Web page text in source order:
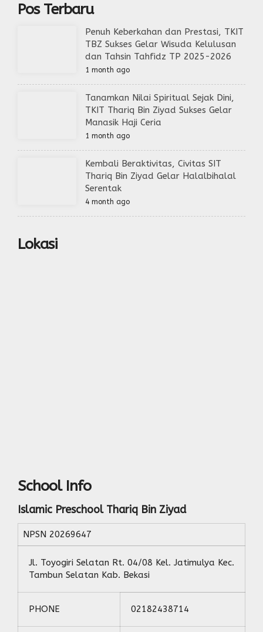
Pos Terbaru
Penuh Keberkahan dan Prestasi, TKIT
TBZ Sukses Gelar Wisuda Kelulusan
dan Tahsin Tahfidz TP 2025-2026
1 month ago
Tanamkan Nilai Spiritual Sejak Dini,
TKIT Thariq Bin Ziyad Sukses Gelar
Manasik Haji Ceria
1 month ago
Kembali Beraktivitas, Civitas SIT
Thariq Bin Ziyad Gelar Halalbihalal
Serentak
4 month ago
Lokasi
School Info
Islamic Preschool Thariq Bin Ziyad
NPSN 20269647
Jl. Toyogiri Selatan Rt. 04/08 Kel. Jatimulya Kec.
Tambun Selatan Kab. Bekasi
PHONE 02182438714